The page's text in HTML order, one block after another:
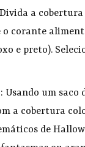
a
o corante
e preto).
: Usando um saco
a cobertura
de